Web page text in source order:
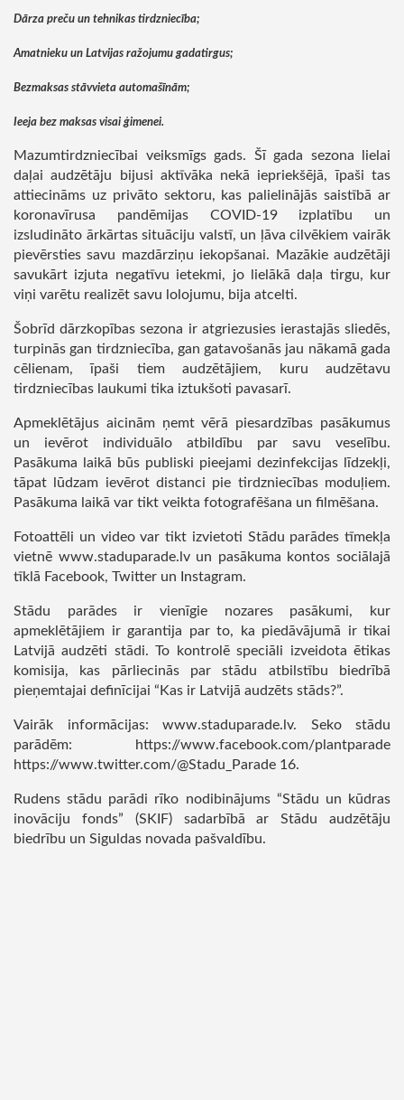
Dārza preču un tehnikas tirdzniecība;
Amatnieku un Latvijas ražojumu gadatirgus;
Bezmaksas stāvvieta automašīnām;
Ieeja bez maksas visai ģimenei.
Mazumtirdzniecībai veiksmīgs gads. Šī gada sezona lielai
daļai audzētāju bijusi aktīvāka nekā iepriekšējā, īpaši tas
attiecināms uz privāto sektoru, kas palielinājās saistībā ar
koronavīrusa pandēmijas COVID-19 izplatību un
izsludināto ārkārtas situāciju valstī, un ļāva cilvēkiem vairāk
pievērsties savu mazdārziņu iekopšanai. Mazākie audzētāji
savukārt izjuta negatīvu ietekmi, jo lielākā daļa tirgu, kur
viņi varētu realizēt savu lolojumu, bija atcelti.
Šobrīd dārzkopības sezona ir atgriezusies ierastajās sliedēs,
turpinās gan tirdzniecība, gan gatavošanās jau nākamā gada
cēlienam, īpaši tiem audzētājiem, kuru audzētavu
tirdzniecības laukumi tika iztukšoti pavasarī.
Apmeklētājus aicinām ņemt vērā piesardzības pasākumus
un ievērot individuālo atbildību par savu veselību.
Pasākuma laikā būs publiski pieejami dezinfekcijas līdzekļi,
tāpat lūdzam ievērot distanci pie tirdzniecības moduļiem.
Pasākuma laikā var tikt veikta fotografēšana un filmēšana.
Fotoattēli un video var tikt izvietoti Stādu parādes tīmekļa
vietnē www.staduparade.lv un pasākuma kontos sociālajā
tīklā Facebook, Twitter un Instagram.
Stādu parādes ir vienīgie nozares pasākumi, kur
apmeklētājiem ir garantija par to, ka piedāvājumā ir tikai
Latvijā audzēti stādi. To kontrolē speciāli izveidota ētikas
komisija, kas pārliecinās par stādu atbilstību biedrībā
pieņemtajai definīcijai “Kas ir Latvijā audzēts stāds?”.
Vairāk informācijas: www.staduparade.lv. Seko stādu
parādēm: https://www.facebook.com/plantparade
https://www.twitter.com/@Stadu_Parade 16.
Rudens stādu parādi rīko nodibinājums “Stādu un kūdras
inovāciju fonds” (SKIF) sadarbībā ar Stādu audzētāju
biedrību un Siguldas novada pašvaldību.